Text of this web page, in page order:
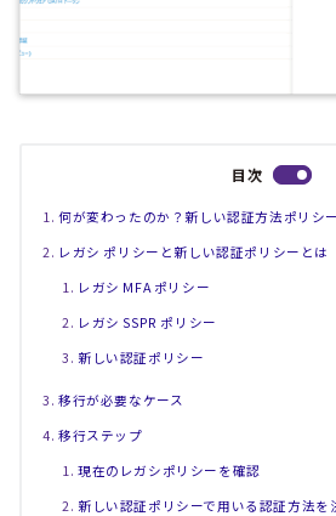
目次
何が変わったのか？新しい認証方法ポリシ
レガシ ポリシーと新しい認証ポリシーとは
レガシ MFA ポリシー
レガシ SSPR ポリシー
新しい認証ポリシー
移行が必要なケース
移行ステップ
現在のレガシポリシーを確認
新しい認証ポリシーで用いる認証方法を